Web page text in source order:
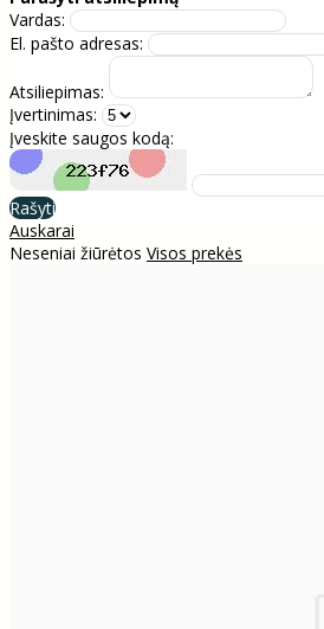
Vardas:
El. pašto adresas:
Atsiliepimas:
Įvertinimas:
Įveskite saugos kodą:
Rašyti
Auskarai
Neseniai žiūrėtos Visos prekės